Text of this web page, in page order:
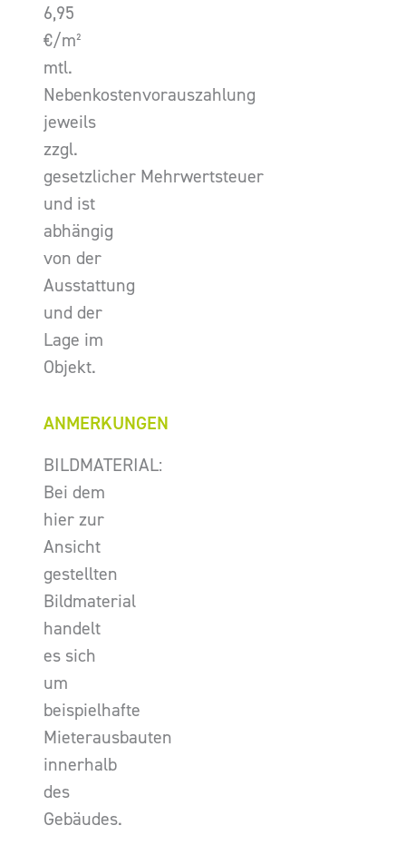
6,95
€/m²
mtl.
Nebenkostenvorauszahlung
jeweils
zzgl.
gesetzlicher Mehrwertsteuer
und ist
abhängig
von der
Ausstattung
und der
Lage im
Objekt.
ANMERKUNGEN
BILDMATERIAL:
Bei dem
hier zur
Ansicht
gestellten
Bildmaterial
handelt
es sich
um
beispielhafte
Mieterausbauten
innerhalb
des
Gebäudes.